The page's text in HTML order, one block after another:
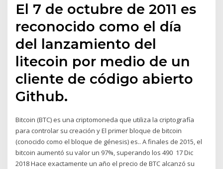
El 7 de octubre de 2011 es
reconocido como el día
del lanzamiento del
litecoin por medio de un
cliente de código abierto
Github.
Bitcoin (BTC) es una criptomoneda que utiliza la criptografía
para controlar su creación y El primer bloque de bitcoin
(conocido como el bloque de génesis) es.. A finales de 2015, el
bitcoin aumentó su valor un 97%, superando los 490 17 Dic
2018 Hace exactamente un año el precio de BTC alcanzó su